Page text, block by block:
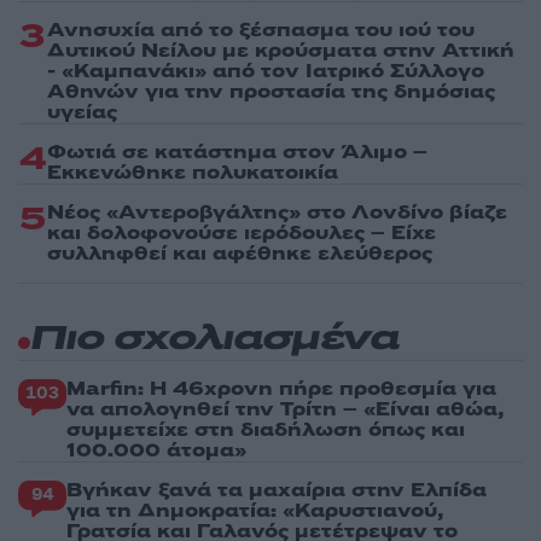
3Ανησυχία από το ξέσπασμα του ιού του
Δυτικού Νείλου με κρούσματα στην Αττική
- «Καμπανάκι» από τον Ιατρικό Σύλλογο
Αθηνών για την προστασία της δημόσιας
υγείας
4Φωτιά σε κατάστημα στον Άλιμο –
Εκκενώθηκε πολυκατοικία
5Νέος «Αντεροβγάλτης» στο Λονδίνο βίαζε
και δολοφονούσε ιερόδουλες – Είχε
συλληφθεί και αφέθηκε ελεύθερος
Πιο σχολιασμένα
103 Marfin: Η 46χρονη πήρε προθεσμία για
να απολογηθεί την Τρίτη – «Είναι αθώα,
συμμετείχε στη διαδήλωση όπως και
100.000 άτομα»
94 Βγήκαν ξανά τα μαχαίρια στην Ελπίδα
για τη Δημοκρατία: «Καρυστιανού,
Γρατσία και Γαλανός μετέτρεψαν το